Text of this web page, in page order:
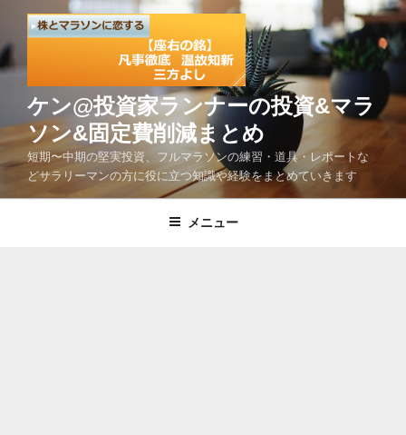
テ
ン
ス
キ
ケン@投資家ランナーの投資&マラ
ソン&固定費削減まとめ
短期〜中期の堅実投資、フルマラソンの練習・道具・レポートな
どサラリーマンの方に役に立つ知識や経験をまとめていきます
メニュー